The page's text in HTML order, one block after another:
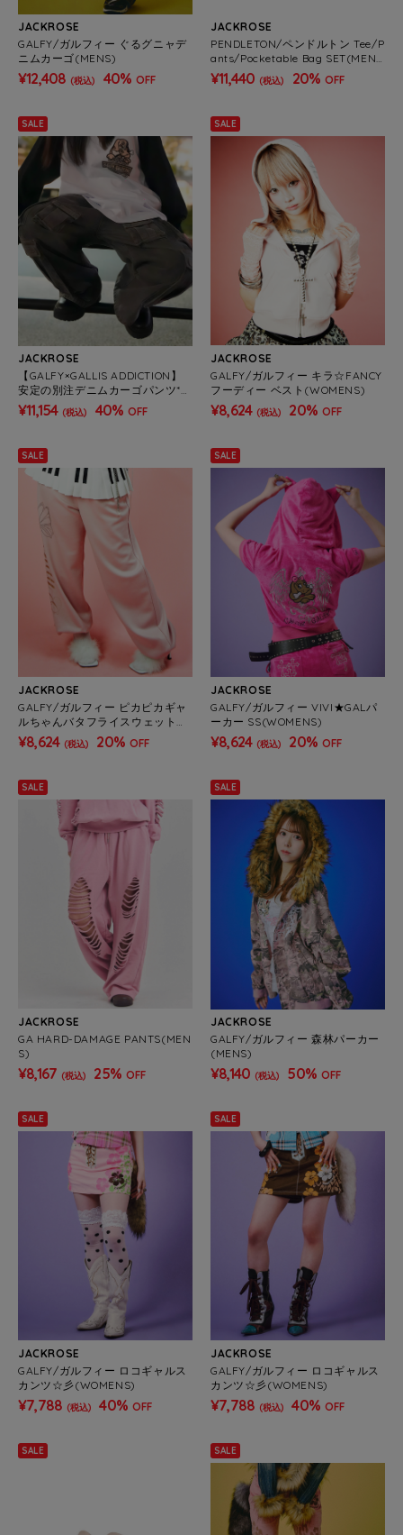
JACKROSE
GALFY/ガルフィー ぐるグニャデ
ニムカーゴ(MENS)
¥12,408 (税込) 40% OFF
JACKROSE
PENDLETON/ペンドルトン Tee/P
ants/Pocketable Bag SET(MEN
S)
¥11,440 (税込) 20% OFF
SALE
JACKROSE
【GALFY×GALLIS ADDICTION】
安定の別注デニムカーゴパンツ*セ
ットアップ対応(MENS)
¥11,154 (税込) 40% OFF
SALE
JACKROSE
GALFY/ガルフィー キラ☆FANCY
フーディー ベスト(WOMENS)
¥8,624 (税込) 20% OFF
SALE
JACKROSE
GALFY/ガルフィー ピカピカギャ
ルちゃんバタフライスウェットパ
ンツ(WOMENS)
¥8,624 (税込) 20% OFF
SALE
JACKROSE
GALFY/ガルフィー VIVI★GALパ
ーカー SS(WOMENS)
¥8,624 (税込) 20% OFF
SALE
JACKROSE
GA HARD-DAMAGE PANTS(MEN
S)
¥8,167 (税込) 25% OFF
SALE
JACKROSE
GALFY/ガルフィー 森林パーカー
(MENS)
¥8,140 (税込) 50% OFF
SALE
JACKROSE
GALFY/ガルフィー ロコギャルス
カンツ☆彡(WOMENS)
¥7,788 (税込) 40% OFF
SALE
JACKROSE
GALFY/ガルフィー ロコギャルス
カンツ☆彡(WOMENS)
¥7,788 (税込) 40% OFF
SALE SALE